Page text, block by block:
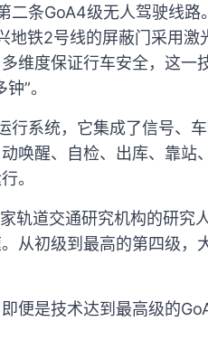
二条GoA4级无人驾驶线
铁2号线的屏蔽门采用激
维度保证行车安全，这一
”。
行系统，它集成了信号、
唤醒、自检、出库、靠站
。
轨道交通研究机构的研究
从初级到最高的第四级，
便是技术达到最高级的